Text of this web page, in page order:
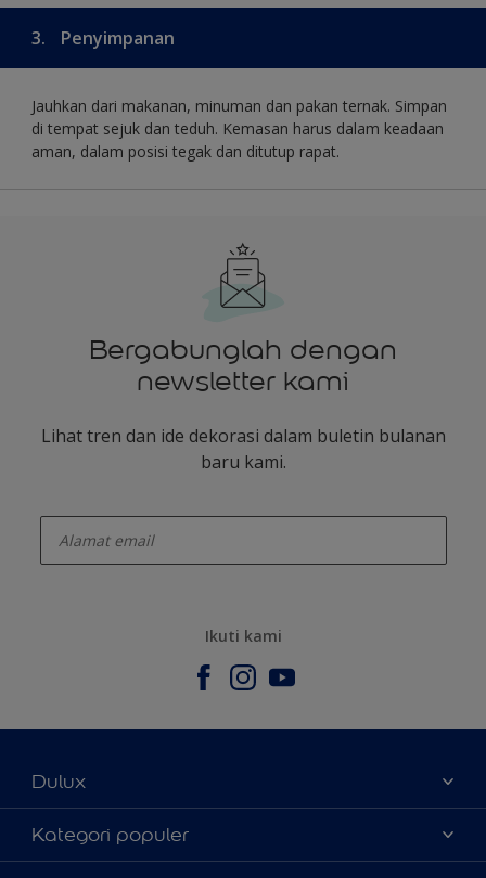
3. Penyimpanan
Jauhkan dari makanan, minuman dan pakan ternak. Simpan
di tempat sejuk dan teduh. Kemasan harus dalam keadaan
aman, dalam posisi tegak dan ditutup rapat.
Bergabunglah dengan
newsletter kami
Lihat tren dan ide dekorasi dalam buletin bulanan
baru kami.
Ikuti kami
Dulux
Tentang Kami
Contact us
Kategori populer